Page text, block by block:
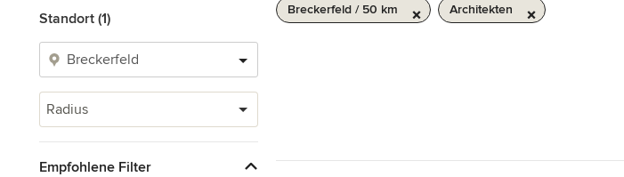
Standort (1)
Radius
Empfohlene Filter
Breckerfeld / 50 km Architekten